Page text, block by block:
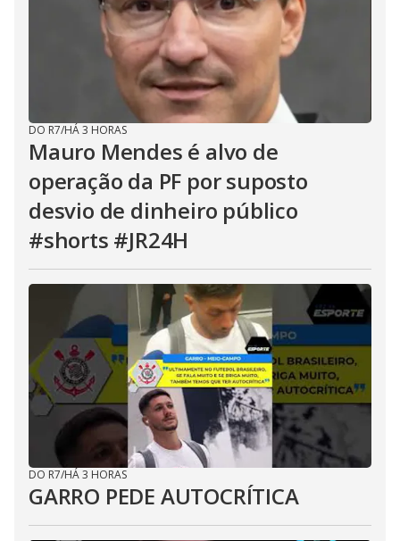
DO R7/HÁ 3 HORAS
Mauro Mendes é alvo de
operação da PF por suposto
desvio de dinheiro público
#shorts #JR24H
DO R7/HÁ 3 HORAS
GARRO PEDE AUTOCRÍTICA